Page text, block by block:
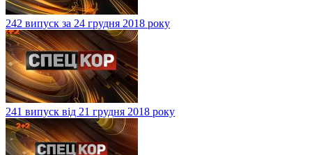
242 випуск за 24 грудня 2018 року
241 випуск від 21 грудня 2018 року